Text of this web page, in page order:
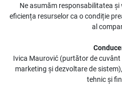
Ne asumăm responsabilitatea
eficiența resurselor ca o condiție
al
Ivica Maurović (purtător de cuvânt
marketing și dezvoltare de
tehnic și